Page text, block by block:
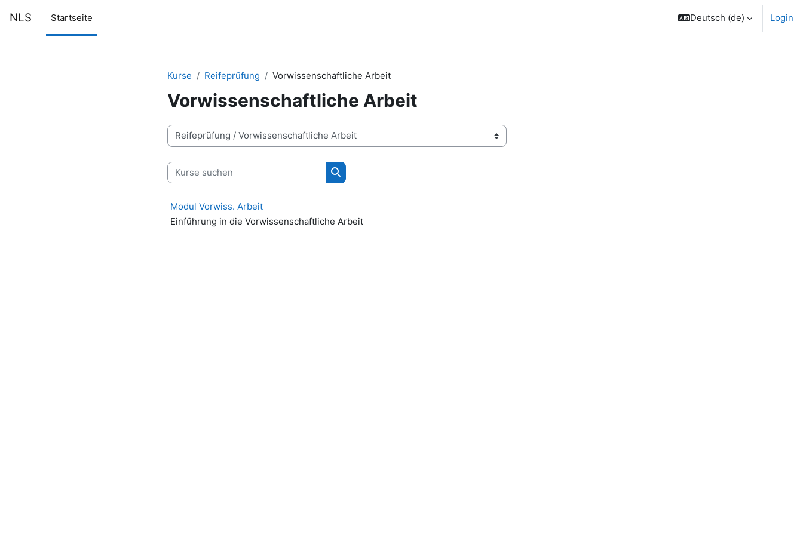
NLS Startseite Deutsch ‎(de)‎ Login
Kurse Reifeprüfung Vorwissenschaftliche Arbeit
Vorwissenschaftliche Arbeit
Kursbereiche
Kurse suchen
Kurse suchen
Modul Vorwiss. Arbeit
Einführung in die Vorwissenschaftliche Arbeit